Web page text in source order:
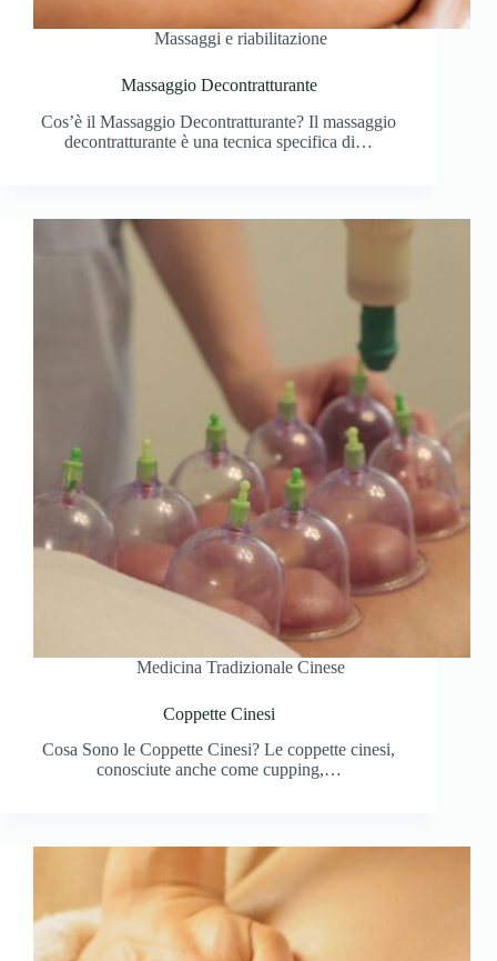
Massaggi e riabilitazione
Massaggio Decontratturante
Cos’è il Massaggio Decontratturante? Il massaggio
decontratturante è una tecnica specifica di…
Medicina Tradizionale Cinese
Coppette Cinesi
Cosa Sono le Coppette Cinesi? Le coppette cinesi,
conosciute anche come cupping,…